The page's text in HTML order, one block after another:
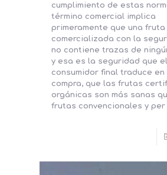
cumplimiento de estas
término comercial implica
primeramente que una
comercializada con la
no contiene trazas de
y esa es la seguridad que el
consumidor final traduce
compra, que las frutas
orgánicas son más sanas
frutas convencionales y per